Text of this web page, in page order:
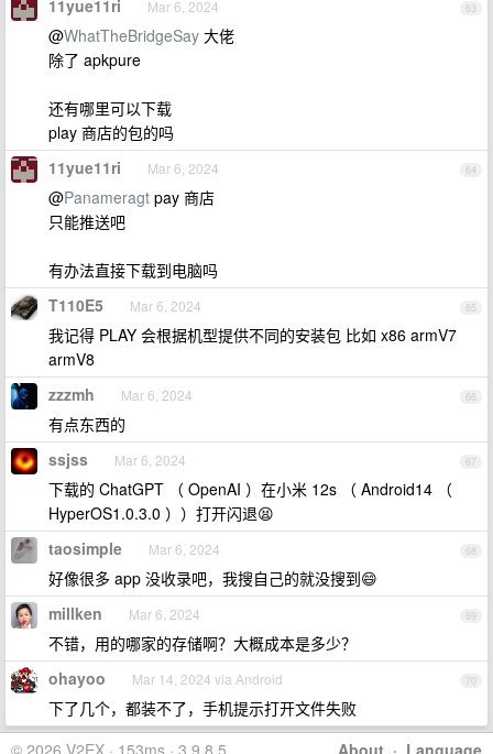
63
11yue11ri Mar 6, 2024
@WhatTheBridgeSay 大佬
除了 apkpure
还有哪里可以下载
play 商店的包的吗
64
11yue11ri Mar 6, 2024
@Panameragt pay 商店
只能推送吧
有办法直接下载到电脑吗
65
T110E5 Mar 6, 2024
我记得 PLAY 会根据机型提供不同的安装包 比如 x86 armV7
armV8
66
zzzmh Mar 6, 2024
有点东西的
67
ssjss Mar 6, 2024
下载的 ChatGPT （ OpenAI ）在小米 12s （ Android14 （
HyperOS1.0.3.0 ））打开闪退😫
68
taosimple Mar 6, 2024
好像很多 app 没收录吧，我搜自己的就没搜到😄
69
millken Mar 6, 2024
不错，用的哪家的存储啊？大概成本是多少？
70
ohayoo Mar 14, 2024 via Android
下了几个，都装不了，手机提示打开文件失败
About · Language
© 2026 V2EX · 153ms · 3.9.8.5